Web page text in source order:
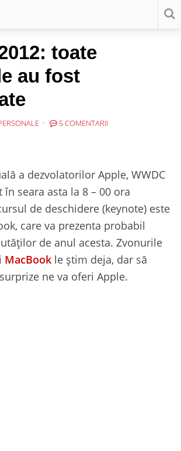
toate
au fost
5 COMENTARII
a dezvolatorilor Apple, WWDC
în seara asta la 8 – 00 ora
de deschidere (keynote) este
care va prezenta probabil
de anul acesta. Zvonurile
MacBook le știm deja, dar să
ne va oferi Apple.